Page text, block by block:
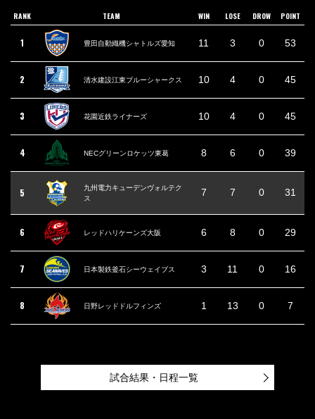
RANK TEAM WIN LOSE DROW POINT
1 豊田自動織機シャトルズ愛知 11 3 0 53
2 清水建設江東ブルーシャークス 10 4 0 45
3 花園近鉄ライナーズ 10 4 0 45
4 NECグリーンロケッツ東葛 8 6 0 39
5
九州電力キューデンヴォルテク
ス
7 7 0 31
6 レッドハリケーンズ大阪 6 8 0 29
7 日本製鉄釜石シーウェイブス 3 11 0 16
8 日野レッドドルフィンズ 1 13 0 7
試合結果・日程一覧